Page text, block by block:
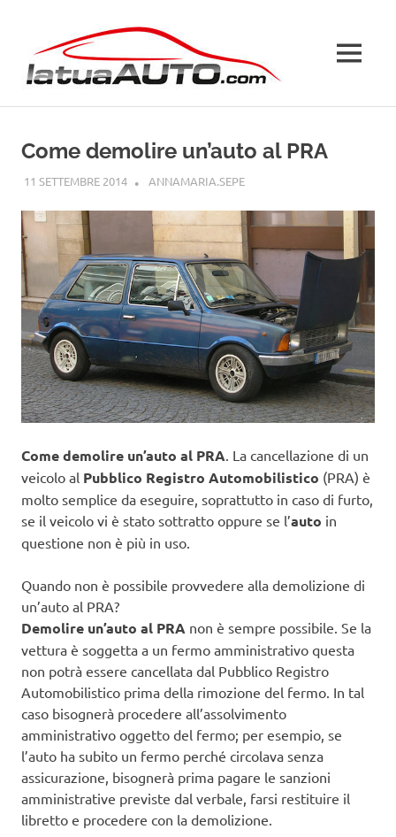
contenuto
MENU
Come demolire un’auto al PRA
11 SETTEMBRE 2014 ANNAMARIA.SEPEGUIDE
Come demolire un’auto al PRA . La cancellazione di un
veicolo al Pubblico Registro Automobilistico (PRA) è
molto semplice da eseguire, soprattutto in caso di furto,
se il veicolo vi è stato sottratto oppure se l’auto in
questione non è più in uso.
Quando non è possibile provvedere alla demolizione di
un’auto al PRA?
Demolire un’auto al PRA non è sempre possibile. Se la
vettura è soggetta a un fermo amministrativo questa
non potrà essere cancellata dal Pubblico Registro
Automobilistico prima della rimozione del fermo. In tal
caso bisognerà procedere all’assolvimento
amministrativo oggetto del fermo; per esempio, se
l’auto ha subito un fermo perché circolava senza
assicurazione, bisognerà prima pagare le sanzioni
amministrative previste dal verbale, farsi restituire il
libretto e procedere con la demolizione.